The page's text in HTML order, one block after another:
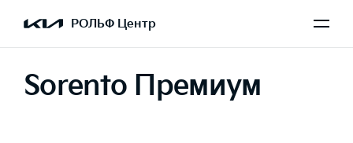
РОЛЬФ Центр
Sorento Премиум